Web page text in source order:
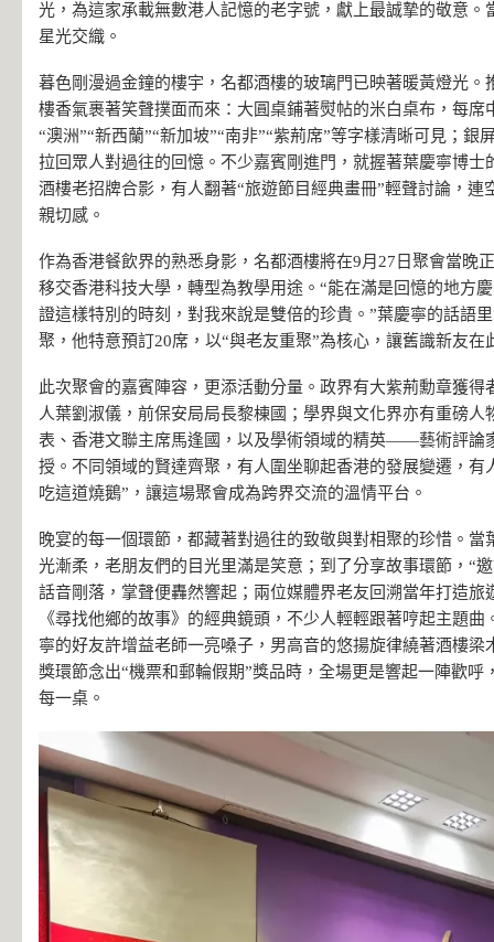
光，為這家承載無數港人記憶的老字號，獻上最誠摯的敬意。
星光交織。
暮色剛漫過金鐘的樓宇，名都酒樓的玻璃門已映著暖黃燈光。
樓香氣裹著笑聲撲面而來：大圓桌鋪著熨帖的米白桌布，每席
“澳洲”“新西蘭”“新加坡”“南非”“紫荊席”等字樣清晰可見；銀
拉回眾人對過往的回憶。不少嘉賓剛進門，就握著葉慶寧博士
酒樓老招牌合影，有人翻著“旅遊節目經典畫冊”輕聲討論，連
親切感。
作為香港餐飲界的熟悉身影，名都酒樓將在9月27日聚會當晚
移交香港科技大學，轉型為教學用途。“能在滿是回憶的地方
證這樣特別的時刻，對我來說是雙倍的珍貴。”葉慶寧的話語
聚，他特意預訂20席，以“與老友重聚”為核心，讓舊識新友在
此次聚會的嘉賓陣容，更添活動分量。政界有大紫荊勳章獲得
人葉劉淑儀，前保安局局長黎棟國；學界與文化界亦有重磅人
表、香港文聯主席馬逢國，以及學術領域的精英——藝術評論
授。不同領域的賢達齊聚，有人圍坐聊起香港的發展變遷，有
吃這道燒鵝”，讓這場聚會成為跨界交流的溫情平台。
晚宴的每一個環節，都藏著對過往的致敬與對相聚的珍惜。當
光漸柔，老朋友們的目光里滿是笑意；到了分享故事環節，“
話音剛落，掌聲便轟然響起；兩位媒體界老友回溯當年打造旅
《尋找他鄉的故事》的經典鏡頭，不少人輕輕跟著哼起主題
寧的好友許增益老師一亮嗓子，男高音的悠揚旋律繞著酒樓梁
獎環節念出“機票和郵輪假期”獎品時，全場更是響起一陣歡呼
每一桌。